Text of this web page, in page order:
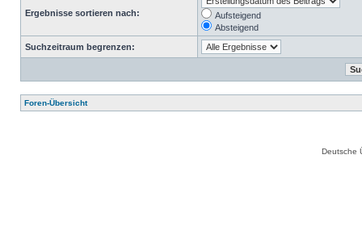
Ergebnisse sortieren nach:
Aufsteigend
Absteigend
Suchzeitraum begrenzen:
Foren-Übersicht
Deutsche